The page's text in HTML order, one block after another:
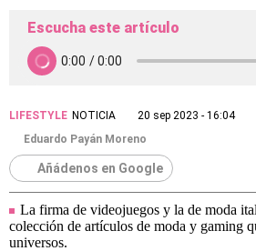
Escucha este artículo
LIFESTYLE NOTICIA
20 sep 2023 - 16:04
Eduardo Payán Moreno
Añádenos en Google
La firma de videojuegos y la de moda
colección de artículos de moda y gaming
universos.